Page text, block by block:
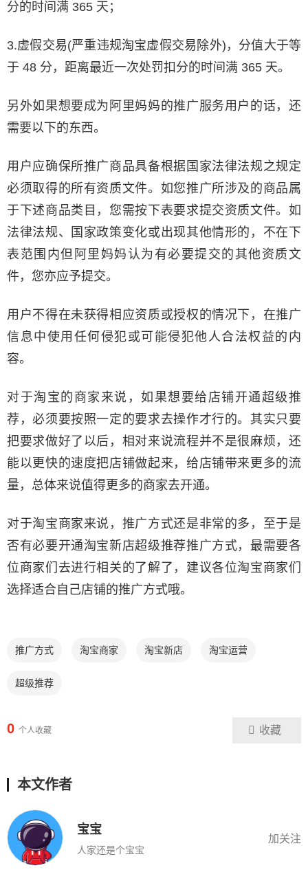
分的时间满 365 天；
3.虚假交易(严重违规淘宝虚假交易除外)，分值大于等
于 48 分，距离最近一次处罚扣分的时间满 365 天。
另外如果想要成为阿里妈妈的推广服务用户的话，还
需要以下的东西。
用户应确保所推广商品具备根据国家法律法规之规定
必须取得的所有资质文件。如您推广所涉及的商品属
于下述商品类目，您需按下表要求提交资质文件。如
法律法规、国家政策变化或出现其他情形的，不在下
表范围内但阿里妈妈认为有必要提交的其他资质文
件，您亦应予提交。
用户不得在未获得相应资质或授权的情况下，在推广
信息中使用任何侵犯或可能侵犯他人合法权益的内
容。
对于淘宝的商家来说，如果想要给店铺开通超级推
荐，必须要按照一定的要求去操作才行的。其实只要
把要求做好了以后，相对来说流程并不是很麻烦，还
能以更快的速度把店铺做起来，给店铺带来更多的流
量，总体来说值得更多的商家去开通。
对于淘宝商家来说，推广方式还是非常的多，至于是
否有必要开通淘宝新店超级推荐推广方式，最需要各
位商家们去进行相关的了解了，建议各位淘宝商家们
选择适合自己店铺的推广方式哦。
推广方式 淘宝商家 淘宝新店 淘宝运营
超级推荐
0 个人收藏 收藏
本文作者
宝宝
人家还是个宝宝
加关注